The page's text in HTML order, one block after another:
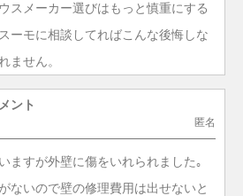
スメーカー選びはもっと慎重にする
ーモに相談してればこんな後悔しな
ません。
ント
匿名
ますが外壁に傷をいれられました｡
ないので壁の修理費用は出せないと